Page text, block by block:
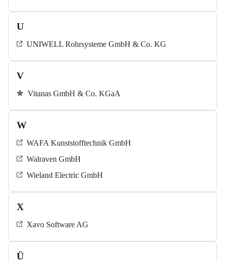
U
UNIWELL Rohrsysteme GmbH & Co. KG
V
Vitanas GmbH & Co. KGaA
W
WAFA Kunststofftechnik GmbH
Walraven GmbH
Wieland Electric GmbH
X
Xavo Software AG
Ü